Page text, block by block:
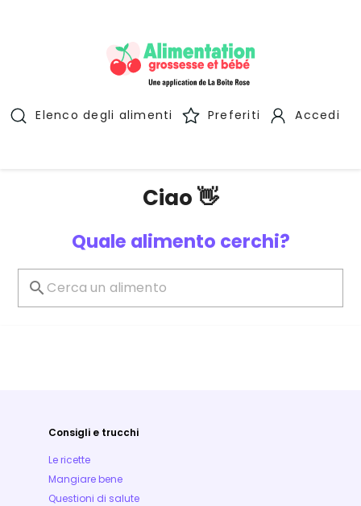
Elenco degli alimenti Preferiti Accedi
Ciao 👋
Quale alimento cerchi?
Consigli e trucchi
Le ricette
Mangiare bene
Questioni di salute